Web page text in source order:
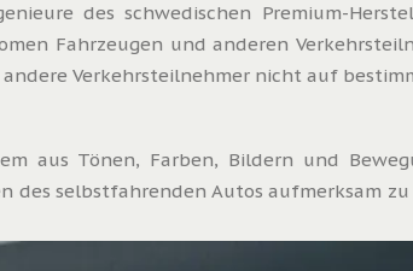
des schwedischen Premium-
Fahrzeugen und anderen
Verkehrsteilnehmer nicht auf
aus Tönen, Farben, Bildern und
selbstfahrenden Autos aufmerksam